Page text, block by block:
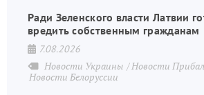
Ради Зеленского власти Латвии
вредить собственным гражданам
7.08.2026
Новости Украины
Новости
Новости Белоруссии